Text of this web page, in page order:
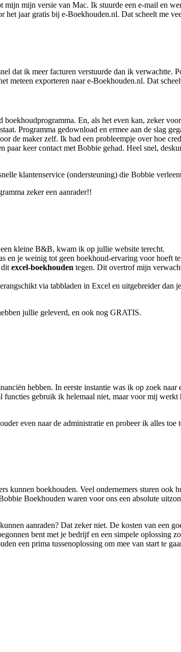
mijn versie van Mac. Ik stuurde een e-mail en
jaar gratis bij e‑Boekhouden.nl. Dat scheelt me
dat ik meer facturen verstuurde dan ik
meteen exporteren naar e‑Boekhouden.nl. Dat
En, als het even kan, zeker
Programma gedownload en ermee aan de slag
de maker zelf. Ik had een probleempje over hoe
keer contact met Bobbie gehad. Heel snel,
klantenservice (ondersteuning) die Bobbie
zeker een aanrader!!
kleine B&B, kwam ik op jullie website terecht.
en je weinig tot geen boekhoud-ervaring voor hoeft
dit excel-boekhouden tegen. Dit overtrof mijn
via tabbladen in Excel en uitgebreider dan
jullie geleverd, en ook nog GRATIS.
hebben. In eerste instantie was ik op zoek
gebruik ik helemaal niet, maar voor mij
even naar de administratie en probeer ik alles
kunnen boekhouden. Veel ondernemers sturen ook
Boekhouden waren voor ons een absolute
aanraden? Dat zeker niet. De kosten van een
bent met je bedrijf en een simpele oplossing
een prima tussenoplossing om mee van start te